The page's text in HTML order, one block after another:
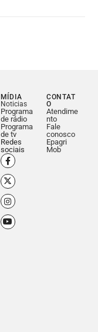
MÍDIA
Noticias
Programa
de rádio
Programa
de tv
Redes
sociais
CONTAT
O
Atendime
nto
Fale
conosco
Epagri
Mob